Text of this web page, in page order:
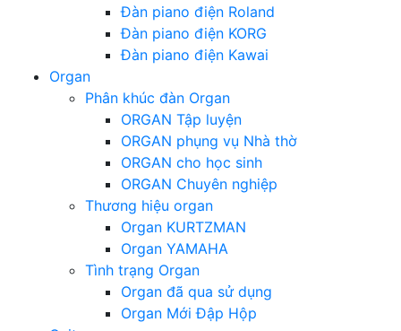
Đàn piano điện Roland
Đàn piano điện KORG
Đàn piano điện Kawai
Organ
Phân khúc đàn Organ
ORGAN Tập luyện
ORGAN phụng vụ Nhà thờ
ORGAN cho học sinh
ORGAN Chuyên nghiệp
Thương hiệu organ
Organ KURTZMAN
Organ YAMAHA
Tình trạng Organ
Organ đã qua sử dụng
Organ Mới Đập Hộp